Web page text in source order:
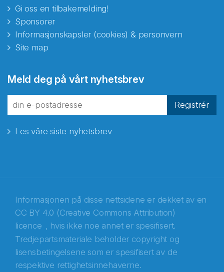
Gi oss en tilbakemelding!
Sponsorer
Informasjonskapsler (cookies) & personvern
Site map
Meld deg på vårt nyhetsbrev
Registrér
Les våre siste nyhetsbrev
Informasjonen på disse nettsidene er dekket av en
CC BY 4.0 (Creative Commons Attribution)
licence , hvis ikke noe annet er spesifisert.
Tredjepartsmateriale beholder copyright og
lisensbetingelsene som er spesifisert av de
respektive rettighetsinnehaverne.
fra Norecopa